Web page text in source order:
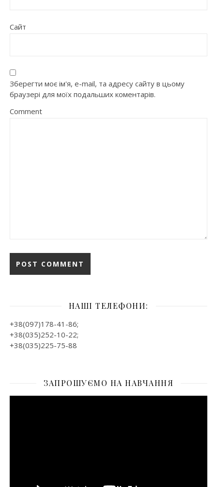
Сайт
Зберегти моє ім'я, e-mail, та адресу сайту в цьому
браузері для моїх подальших коментарів.
Comment
НАШІ ТЕЛЕФОНИ:
+38(097)178-41-86;
+38(035)252-10-22;
+38(035)225-75-88
ЗАПРОШУЄМО НА НАВЧАННЯ
Відеопрогравач